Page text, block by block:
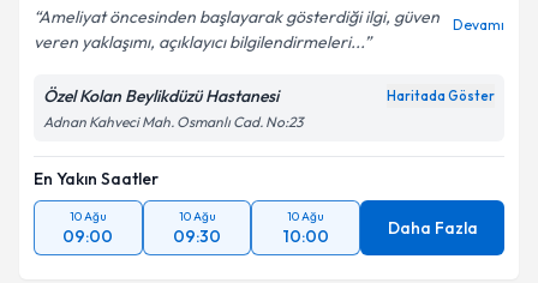
Ameliyat öncesinden başlayarak gösterdiği ilgi, güven
veren yaklaşımı, açıklayıcı bilgilendirmeleri...
Devamı
Özel Kolan Beylikdüzü Hastanesi Haritada Göster
Adnan Kahveci Mah. Osmanlı Cad. No:23
En Yakın Saatler
10 Ağu
09:00
10 Ağu
09:30
10 Ağu
10:00 Daha Fazla